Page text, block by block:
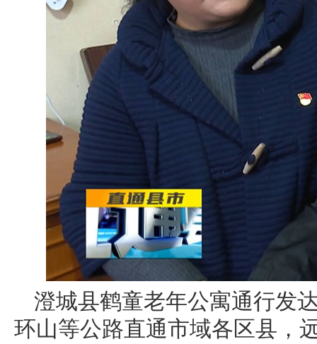
澄城县鹤童老年公寓通行发
环山等公路直通市域各区县，